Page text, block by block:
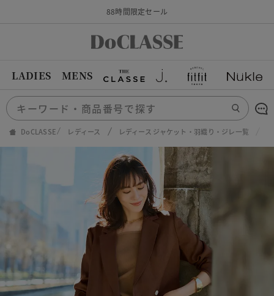
88時間限定セール
LADIES MENS
DoCLASSE レディース レディース ジャケット・羽織り・ジレ一覧